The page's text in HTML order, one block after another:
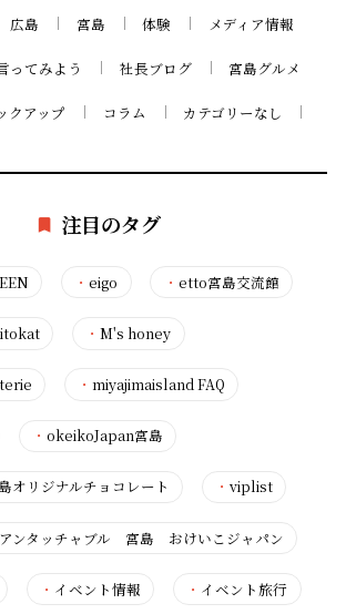
広島 宮島 体験 メディア情報
ってみよう 社長ブログ 宮島グルメ
クアップ コラム カテゴリーなし
注目のタグ
・eigo ・ etto宮島交流館
・M's honey
・miyajimaisland FAQ
・okeikoJapan宮島
オリジナルチョコレート ・viplist
アンタッチャブル 宮島 おけいこジャパン
・ イベント情報 ・ イベント旅行